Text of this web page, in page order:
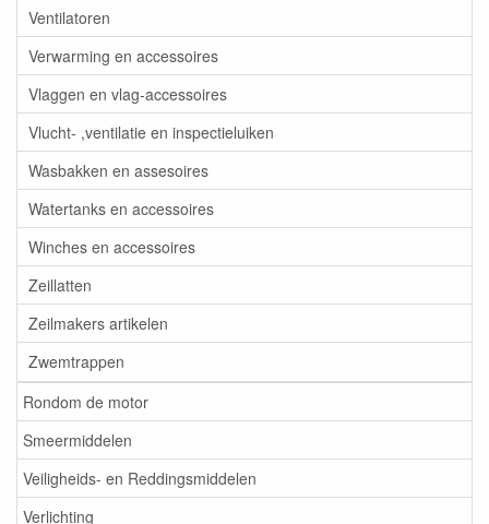
Ventilatoren
Verwarming en accessoires
Vlaggen en vlag-accessoires
Vlucht- ,ventilatie en inspectieluiken
Wasbakken en assesoires
Watertanks en accessoires
Winches en accessoires
Zeillatten
Zeilmakers artikelen
Zwemtrappen
Rondom de motor
Smeermiddelen
Veiligheids- en Reddingsmiddelen
Verlichting